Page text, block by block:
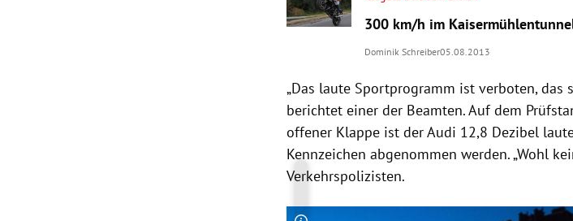
300 km/h im
Dominik Schreiber05.08.2013
„Das laute Sportprogramm ist verboten, das
berichtet einer der Beamten. Auf dem
offener Klappe ist derAudi 12,8 Dezibel
Kennzeichen abgenommen werden. „Wohl
Verkehrspolizisten.